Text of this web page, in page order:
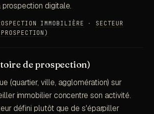
digitale.
IMMOBILIÈRE · SECTEUR
de prospection)
(quartier, ville, agglomération) sur
immobilier concentre son activité.
défini plutôt que de s'éparpiller